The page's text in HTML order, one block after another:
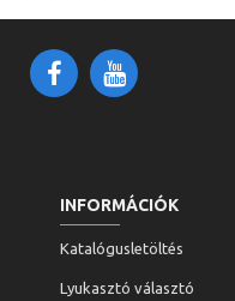
INFORMÁCIÓK
Katalógusletöltés
Lyukasztó választó